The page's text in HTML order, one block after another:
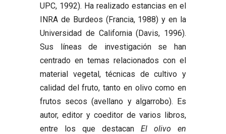
UPC, 1992). Ha realizado estancias en el
INRA de Burdeos (Francia, 1988) y en la
Universidad de California (Davis, 1996).
Sus líneas de investigación se han
centrado en temas relacionados con el
material vegetal, técnicas de cultivo y
calidad del fruto, tanto en olivo como en
frutos secos (avellano y algarrobo). Es
autor, editor y coeditor de varios libros,
entre los que destacan El olivo en